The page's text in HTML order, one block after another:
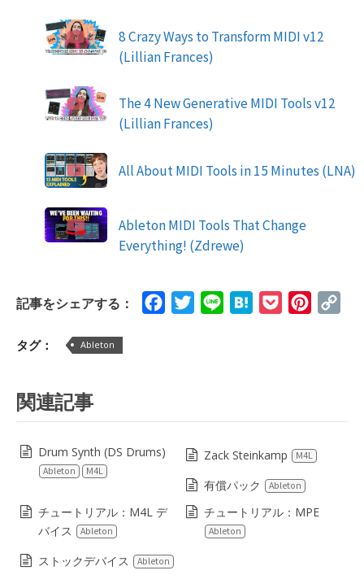
8 Crazy Ways to Transform MIDI v12
(Lillian Frances)
The 4 New Generative MIDI Tools v12
(Lillian Frances)
All About MIDI Tools in 15 Minutes (LNA)
Ableton MIDI Tools That Change
Everything! (Zdrewe)
記事をシェアする： FacebookTwitterLine HatenaPocket
タグ： Ableton
関連記事
Drum Synth (DS Drums)
Ableton M4L
Zack Steinkamp M4L
有償パック Ableton
チュートリアル：M4L デ
バイス
Ableton
チュートリアル：MPE
Ableton
ストックデバイス Ableton